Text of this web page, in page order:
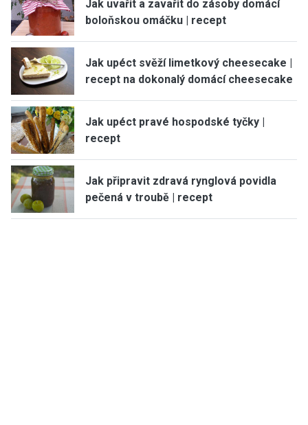
Jak uvařit a zavařit do zásoby domácí
boloňskou omáčku | recept
Jak upéct svěží limetkový cheesecake |
recept na dokonalý domácí cheesecake
Jak upéct pravé hospodské tyčky |
recept
Jak připravit zdravá rynglová povidla
pečená v troubě | recept